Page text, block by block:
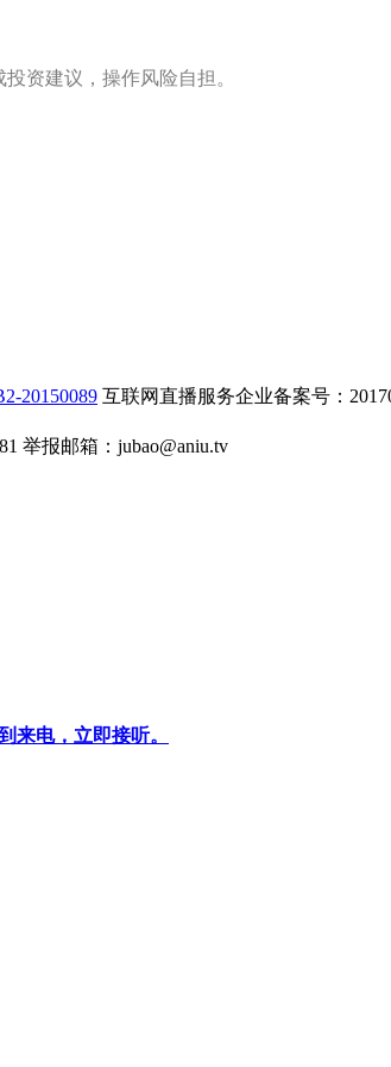
资建议，操作风险自担。
20150089 互联网直播服务企业备案号：
举报邮箱： jubao@aniu.tv
来电，立即接听。